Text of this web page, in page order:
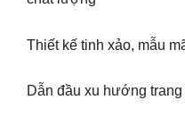
Thiết kế tinh xảo, mẫu
Dẫn đầu xu hướng